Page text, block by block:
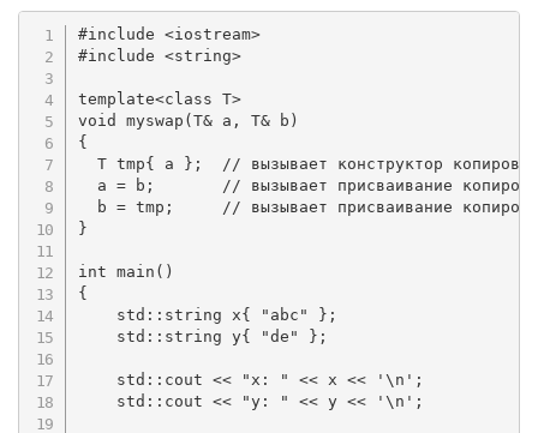
#include
<iostream>
#include <string>
template<class T>
void
myswap (T& a , T& b )
{
  T tmp
{ a } ;
// вызывает конструктор
  a
= b ;
// вызывает присваивание
  b
= tmp ;
// вызывает присваивание
}
int main ( )
{
    std
:: string x{ "abc" } ;
    std
:: string y{ "de" } ;
    std
:: cout << "x: " << x << '\n' ;
    std
:: cout << "y: " << y << '\n' ;